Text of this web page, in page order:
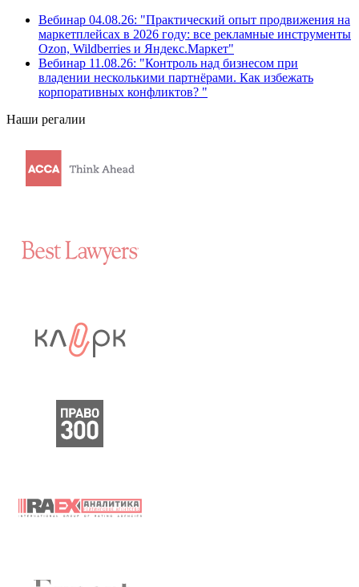
Вебинар 04.08.26: "Практический опыт продвижения на
маркетплейсах в 2026 году: все рекламные инструменты
Ozon, Wildberries и Яндекс.Маркет"
Вебинар 11.08.26: "Контроль над бизнесом при
владении несколькими партнёрами. Как избежать
корпоративных конфликтов? "
Наши регалии